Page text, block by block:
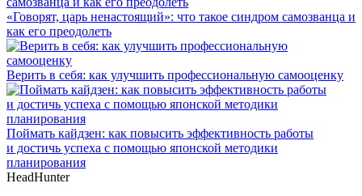
«Говорят, царь ненастоящий»: что такое синдром самозванца и
как его преодолеть
Верить в себя: как улучшить профессиональную самооценку
Поймать кайдзен: как повысить эффективность работы
и достичь успеха с помощью японской методики
планирования
HeadHunter